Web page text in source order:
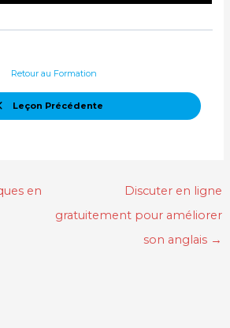
Leçon Précédente
Retour au Formation
en
Discuter en ligne
gratuitement pour améliorer
son anglais →